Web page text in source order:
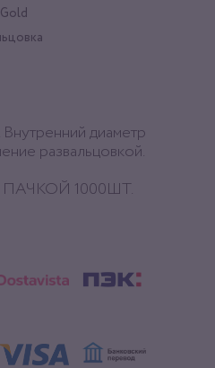
Gold
диаметр
развальцовкой.
1000ШТ.